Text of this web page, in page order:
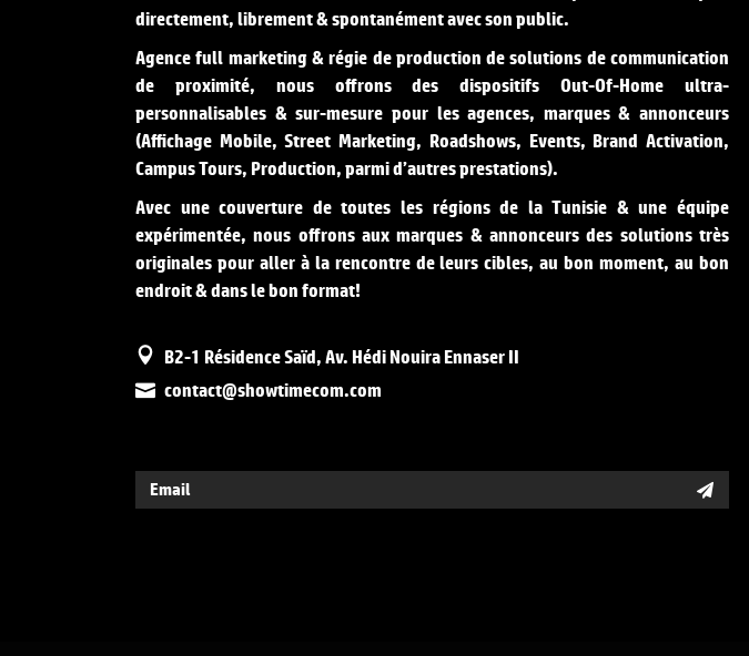
directement, librement & spontanément avec son public.
Agence full marketing & régie de production de solutions de communication
de proximité, nous offrons des dispositifs Out-Of-Home ultra-
personnalisables & sur-mesure pour les agences, marques & annonceurs
(Affichage Mobile, Street Marketing, Roadshows, Events, Brand Activation,
Campus Tours, Production, parmi d’autres prestations).
Avec une couverture de toutes les régions de la Tunisie & une équipe
expérimentée, nous offrons aux marques & annonceurs des solutions très
originales pour aller à la rencontre de leurs cibles, au bon moment, au bon
endroit & dans le bon format!
B2-1 Résidence Saïd, Av. Hédi Nouira Ennaser II
contact@showtimecom.com